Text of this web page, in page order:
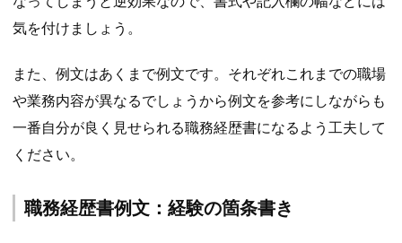
気を付けましょう。
また、例文はあくまで例文です。それぞれこれまでの職場
や業務内容が異なるでしょうから例文を参考にしながらも
一番自分が良く見せられる職務経歴書になるよう工夫して
ください。
職務経歴書例文：経験の箇条書き